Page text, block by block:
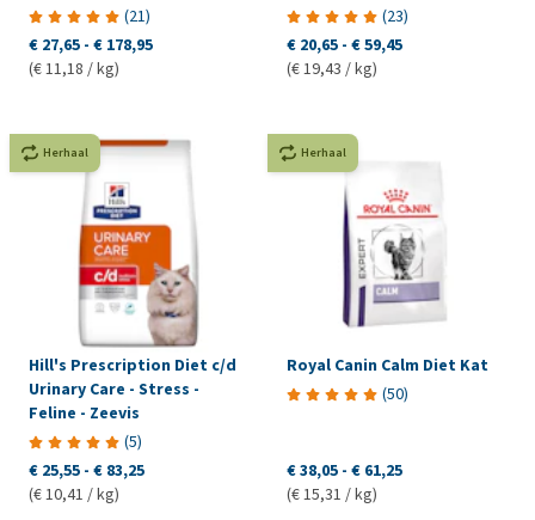
(21)
€ 27,65 - € 178,95
(€ 11,18 / kg)
(23)
€ 20,65 - € 59,45
(€ 19,43 / kg)
Herhaal
Hill's Prescription Diet c/d
Urinary Care - Stress -
Feline - Zeevis
(5)
€ 25,55 - € 83,25
(€ 10,41 / kg)
Herhaal
Royal Canin Calm Diet Kat
(50)
€ 38,05 - € 61,25
(€ 15,31 / kg)